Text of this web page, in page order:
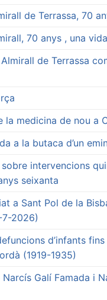
de Terrassa, 70
70 anys , una
de Terrassa
la medicina de nou a
a la butaca d’un
intervencions
seixanta
a Sant Pol de la
2026)
d’infants
(1919-1935)
Galí Famada i